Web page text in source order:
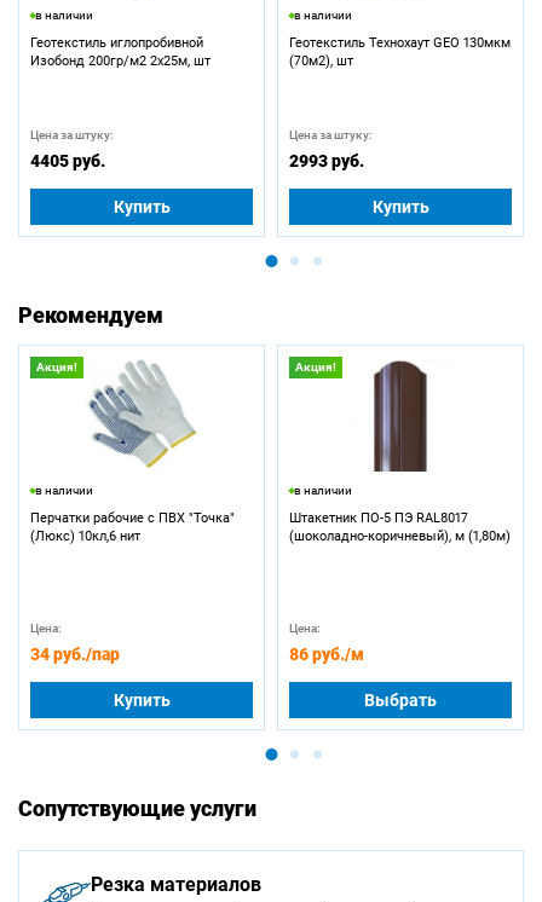
в наличии
Геотекстиль иглопробивной
Изобонд 200гр/м2 2х25м, шт
Цена за штуку:
4405 руб.
Купить
в наличии
Геотекстиль Технохаут GEO 130мкм
(70м2), шт
Цена за штуку:
2993 руб.
Купить
Рекомендуем
Акция!
в наличии
Перчатки рабочие с ПВХ "Точка"
(Люкс) 10кл,6 нит
Цена:
34 руб./пар
Купить
Акция!
в наличии
Штакетник ПО-5 ПЭ RAL8017
(шоколадно-коричневый), м (1,80м)
Цена:
86 руб./м
Выбрать
Сопутствующие услуги
Резка материалов